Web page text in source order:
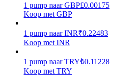
Uitzetten
1 pump naar GBP£0.00175
Koop met GBP
1 pump naar INR₹0.22483
Koop met INR
1 pump naar TRY₺0.11228
Koop met TRY